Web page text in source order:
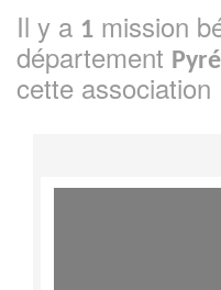
Il y a 1 mission
département
cette association